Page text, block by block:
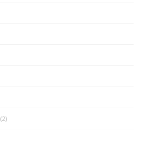
(2)